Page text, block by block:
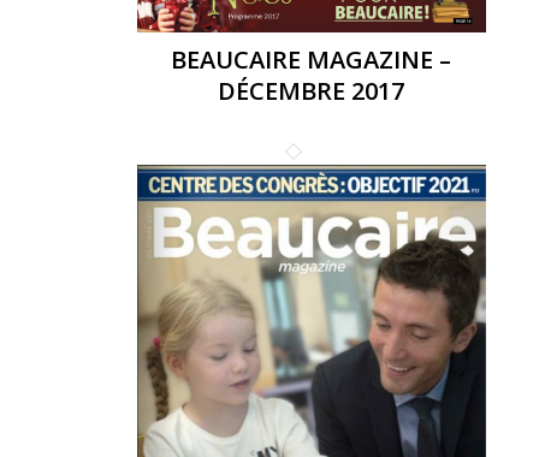
BEAUCAIRE MAGAZINE –
DÉCEMBRE 2017